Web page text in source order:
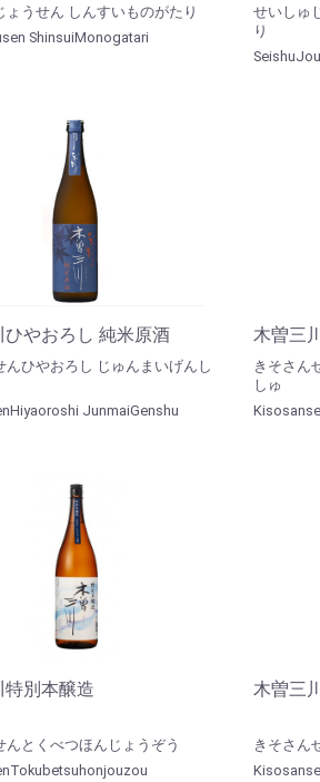
ょうせん しんすいものがたり
ShinsuiMonogatari
せいしゅ
り
ひやおろし 純米原酒
んひやおろし じゅんまいげんし
JunmaiGenshu
木曽三
きそさん
しゅ
特別本醸造
んとくべつほんじょうぞう
木曽三
きそさん